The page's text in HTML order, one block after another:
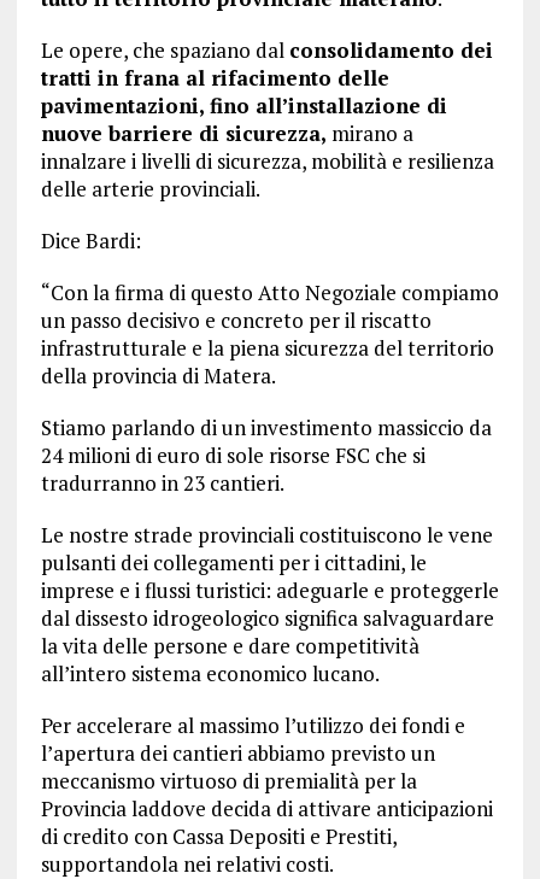
Le opere, che spaziano dal consolidamento dei
tratti in frana al rifacimento delle
pavimentazioni, fino all’installazione di
nuove barriere di sicurezza, mirano a
innalzare i livelli di sicurezza, mobilità e resilienza
delle arterie provinciali.
Dice Bardi:
“Con la firma di questo Atto Negoziale compiamo
un passo decisivo e concreto per il riscatto
infrastrutturale e la piena sicurezza del territorio
della provincia di Matera.
Stiamo parlando di un investimento massiccio da
24 milioni di euro di sole risorse FSC che si
tradurranno in 23 cantieri.
Le nostre strade provinciali costituiscono le vene
pulsanti dei collegamenti per i cittadini, le
imprese e i flussi turistici: adeguarle e proteggerle
dal dissesto idrogeologico significa salvaguardare
la vita delle persone e dare competitività
all’intero sistema economico lucano.
Per accelerare al massimo l’utilizzo dei fondi e
l’apertura dei cantieri abbiamo previsto un
meccanismo virtuoso di premialità per la
Provincia laddove decida di attivare anticipazioni
di credito con Cassa Depositi e Prestiti,
supportandola nei relativi costi.